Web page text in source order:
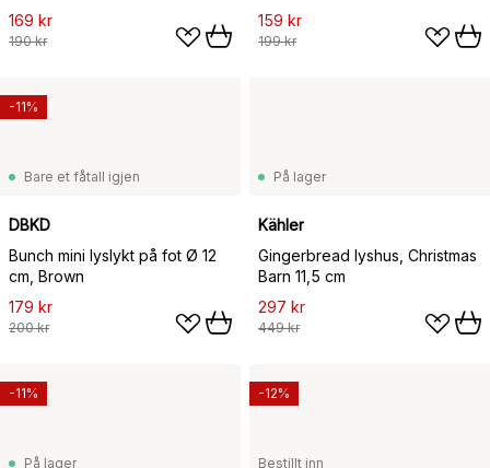
169 kr
190 kr
159 kr
199 kr
Bare et fåtall igjen
DBKD
Bunch mini lyslykt på fot Ø 12
cm, Brown
179 kr
200 kr
-11%
På lager
Kähler
Gingerbread lyshus, Christmas
Barn 11,5 cm
297 kr
449 kr
På lager
-11%
Bestillt inn
-12%